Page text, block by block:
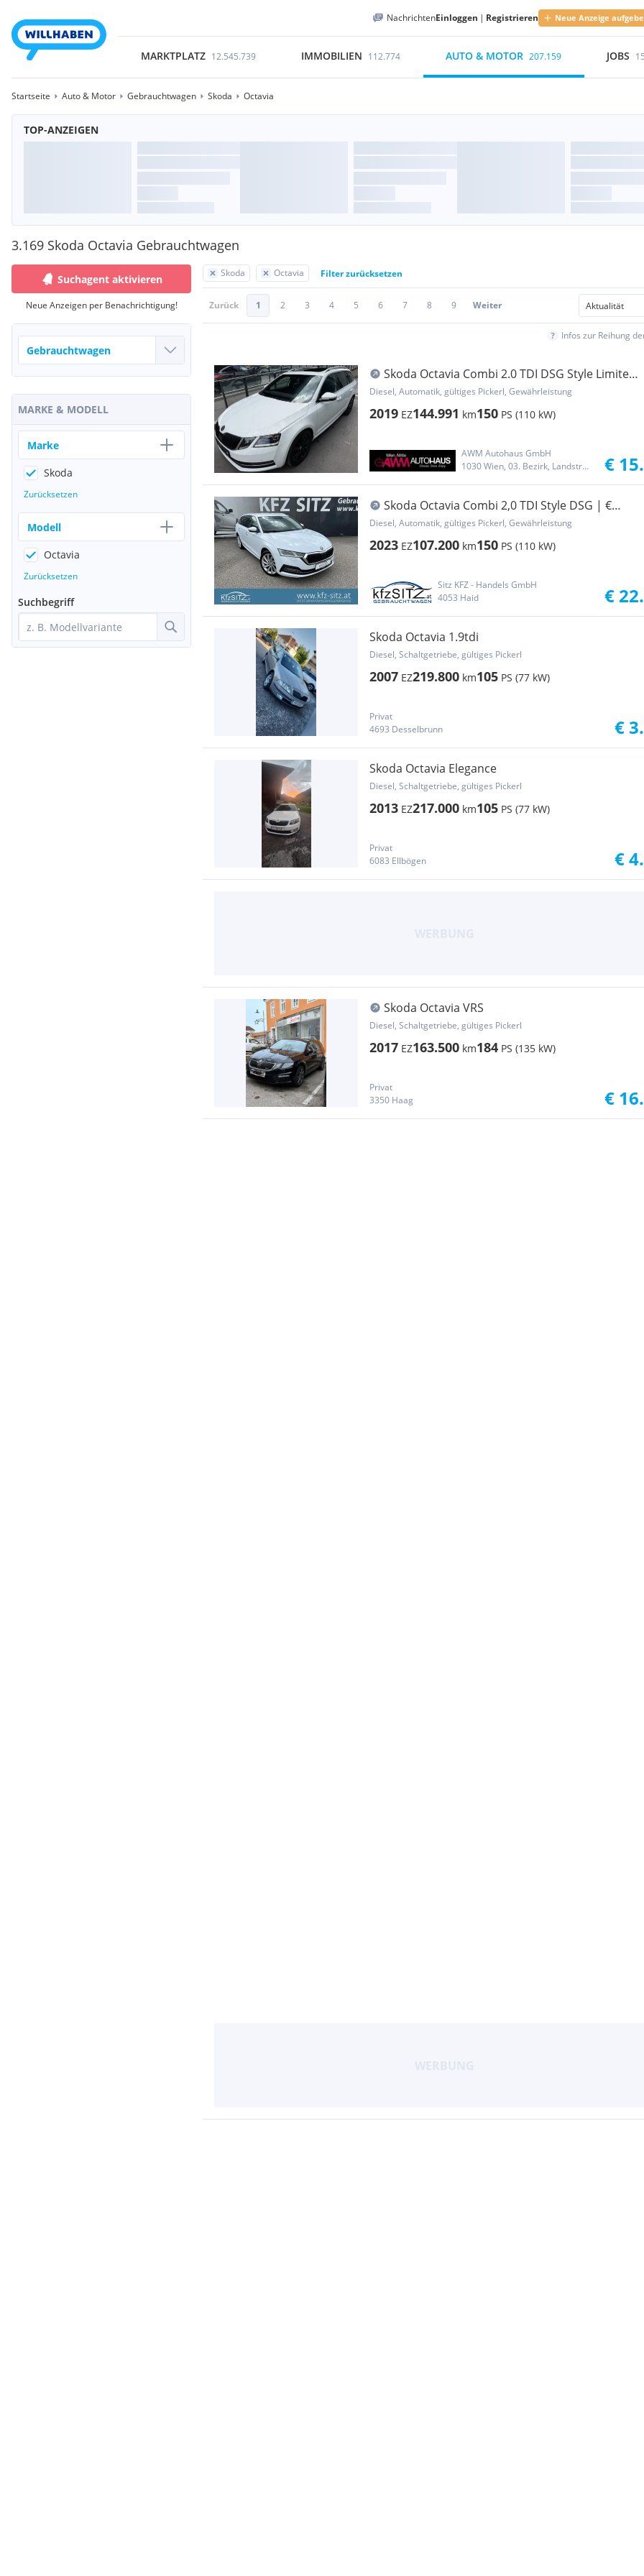
NachrichtenEinloggen | Registrieren Neue Anzeige
MARKTPLATZ 12.545.739 IMMOBILIEN 112.774 AUTO & MOTOR 207.159 JOBS
Startseite Auto & Motor Gebrauchtwagen Skoda Octavia
TOP-ANZEIGEN
3.169 Skoda Octavia Gebrauchtwagen
Skoda Octavia Filter zurücksetzen
Zurück 1 2 3 4 5 6 7 8 9 Weiter
Infos zur Reihung
Skoda Octavia Combi 2.0 TDI DSG Style Limited
| AHK |...
Diesel, Automatik, gültiges Pickerl, Gewährleistung
2019 EZ144.991 km150 PS (110 kW)
AWM Autohaus GmbH
1030 Wien, 03. Bezirk, Landstraße
€
Skoda Octavia Combi 2,0 TDI Style DSG | €
47.200
Diesel, Automatik, gültiges Pickerl, Gewährleistung
2023 EZ107.200 km150 PS (110 kW)
Sitz KFZ - Handels GmbH
4053 Haid
€
Skoda Octavia 1.9tdi
Diesel, Schaltgetriebe, gültiges Pickerl
2007 EZ219.800 km105 PS (77 kW)
Privat
4693 Desselbrunn
€
Skoda Octavia Elegance
Diesel, Schaltgetriebe, gültiges Pickerl
2013 EZ217.000 km105 PS (77 kW)
Privat
6083 Ellbögen
€
Skoda Octavia VRS
Diesel, Schaltgetriebe, gültiges Pickerl
2017 EZ163.500 km184 PS (135 kW)
Privat
3350 Haag
€
Suchagent aktivieren
Neue Anzeigen per Benachrichtigung!
MARKE & MODELL
Marke
Skoda
Zurücksetzen
Modell
Octavia
Zurücksetzen
Suchbegriff